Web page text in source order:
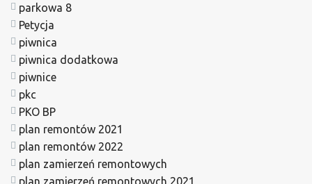
parkowa 8
Petycja
piwnica
piwnica dodatkowa
piwnice
pkc
PKO BP
plan remontów 2021
plan remontów 2022
plan zamierzeń remontowych
plan zamierzeń remontowych 2021